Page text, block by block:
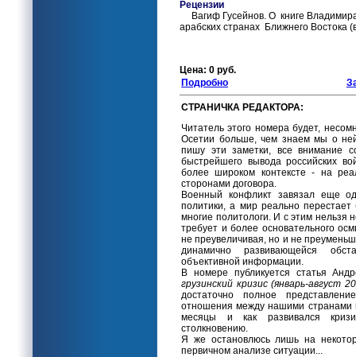
Рецензии
Вагиф Гусейнов. О книге
арабских странах Ближнего Востока
Цена: 0 руб.
Подробно
СТРАНИЧКА РЕДАКТОРА:
Читатель этого номера будет,
Осетии больше, чем знаем мы о
пишу эти заметки, все внимание
быстрейшего вывода российских
более широком контексте - на
сторонами договора.
Военный конфликт завязал еще
политики, а мир реально
многие политологи. И с этим нельзя
требует и более основательного
не преувеличивая, но и не
динамично развивающейся
объективной информации.
В номере публикуется статья
грузинский кризис (январь-август
достаточно полное
отношения между нашими странами
месяцы и как развивался
столкновению.
Я же остановлюсь лишь на
первичном анализе ситуации...